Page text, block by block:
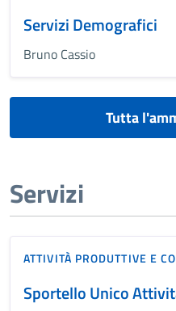
Servizi Demografici
Bruno Cassio
Tutta
Servizi
ATTIVITÀ PRODUTTIVE E
Sportello Unico